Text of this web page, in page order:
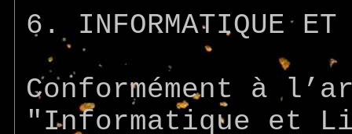
6. INFORMATIQUE ET
Conformément à
"Informatique et